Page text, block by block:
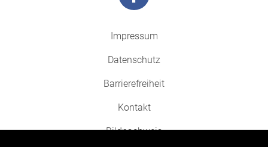
Impressum
Datenschutz
Barrierefreiheit
Kontakt
Bildnachweis